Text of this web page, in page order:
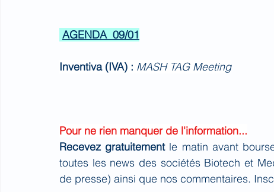
AGENDA  09/01
Inventiva (IVA) : MASH TAG Meeting
Pour ne rien manquer de l'information...
Recevez gratuitement le matin avant
toutes les news des sociétés Biotech et
de presse) ainsi que nos commentaires.